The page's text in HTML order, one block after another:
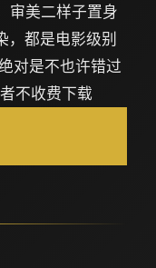
审美二样子置身
，都是电影级别
对是不也许错过
不收费下载